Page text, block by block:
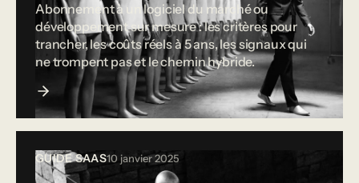
Abonnement à un logiciel du marché ou
développement sur mesure : les critères pour
trancher, les coûts réels à 5 ans, les signaux qui
ne trompent pas et le chemin hybride.
GUIDE SAAS10 janvier 2025